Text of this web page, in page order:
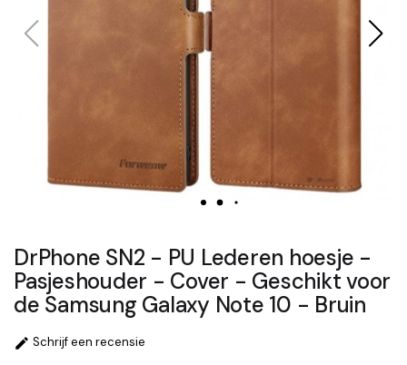
DrPhone SN2 - PU Lederen hoesje -
Pasjeshouder - Cover - Geschikt voor
de Samsung Galaxy Note 10 - Bruin
 Schrijf een recensie